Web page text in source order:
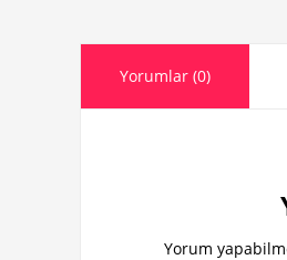
Yorumlar (0)
Yorum